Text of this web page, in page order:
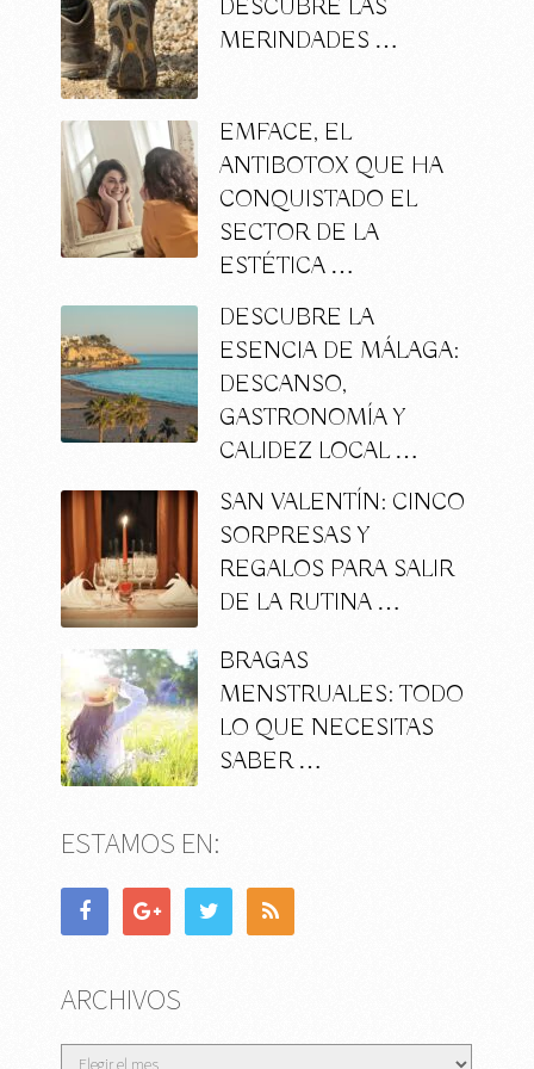
DESCUBRE LAS
MERINDADES …
EMFACE, EL
ANTIBOTOX QUE HA
CONQUISTADO EL
SECTOR DE LA
ESTÉTICA …
DESCUBRE LA
ESENCIA DE MÁLAGA:
DESCANSO,
GASTRONOMÍA Y
CALIDEZ LOCAL …
SAN VALENTÍN: CINCO
SORPRESAS Y
REGALOS PARA SALIR
DE LA RUTINA …
BRAGAS
MENSTRUALES: TODO
LO QUE NECESITAS
SABER …
ESTAMOS EN:
ARCHIVOS
Archivos